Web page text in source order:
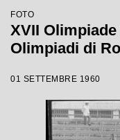
FOTO
XVII
Olimpiadi di
01 SETTEMBRE 1960